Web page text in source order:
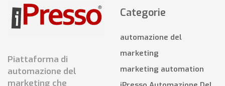
Piattaforma di
automazione del
marketing che
Categorie
automazione del
marketing
marketing automation